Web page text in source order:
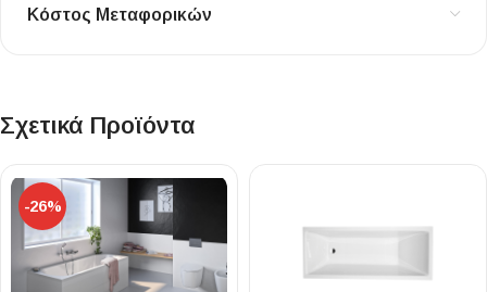
Κόστος Μεταφορικών
Σχετικά Προϊόντα
-26%